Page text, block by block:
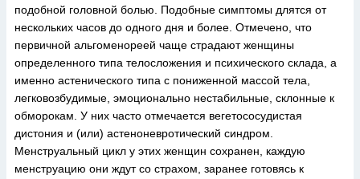
подобной головной болью. Подобные симптомы длятся от
нескольких часов до одного дня и более. Отмечено, что
первичной альгоменореей чаще страдают женщины
определенного типа телосложения и психического склада, а
именно астенического типа с пониженной массой тела,
легковозбудимые, эмоционально нестабильные, склонные к
обморокам. У них часто отмечается вегетососудистая
дистония и (или) астеноневротический синдром.
Менструальный цикл у этих женщин сохранен, каждую
менструацию они ждут со страхом, заранее готовясь к